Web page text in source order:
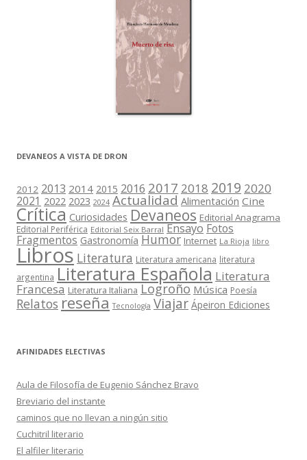
DEVANEOS A VISTA DE DRON
2012 2013 2014 2015 2016 2017 2018 2019 2020
2021 2022 2023 2024 Actualidad Alimentación Cine
Crítica Curiosidades Devaneos Editorial Anagrama
Editorial Periférica Editorial Seix Barral Ensayo Fotos
Fragmentos Gastronomía Humor Internet La Rioja libro
Libros Literatura Literatura americana literatura
argentina Literatura Española Literatura
Francesa Literatura Italiana Logroño Música Poesía
Relatos reseña Tecnología Viajar Ápeiron Ediciones
AFINIDADES ELECTIVAS
Aula de Filosofía de Eugenio Sánchez Bravo
Breviario del instante
caminos que no llevan a ningún sitio
Cuchitril literario
El alfiler literario